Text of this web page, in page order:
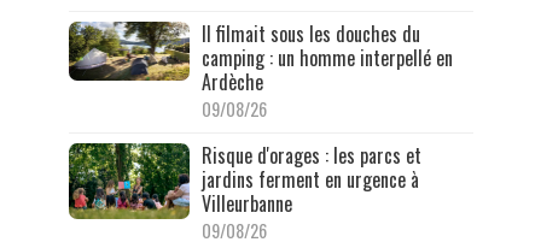
Il filmait sous les douches du
camping : un homme interpellé en
Ardèche
09/08/26
Risque d'orages : les parcs et
jardins ferment en urgence à
Villeurbanne
09/08/26